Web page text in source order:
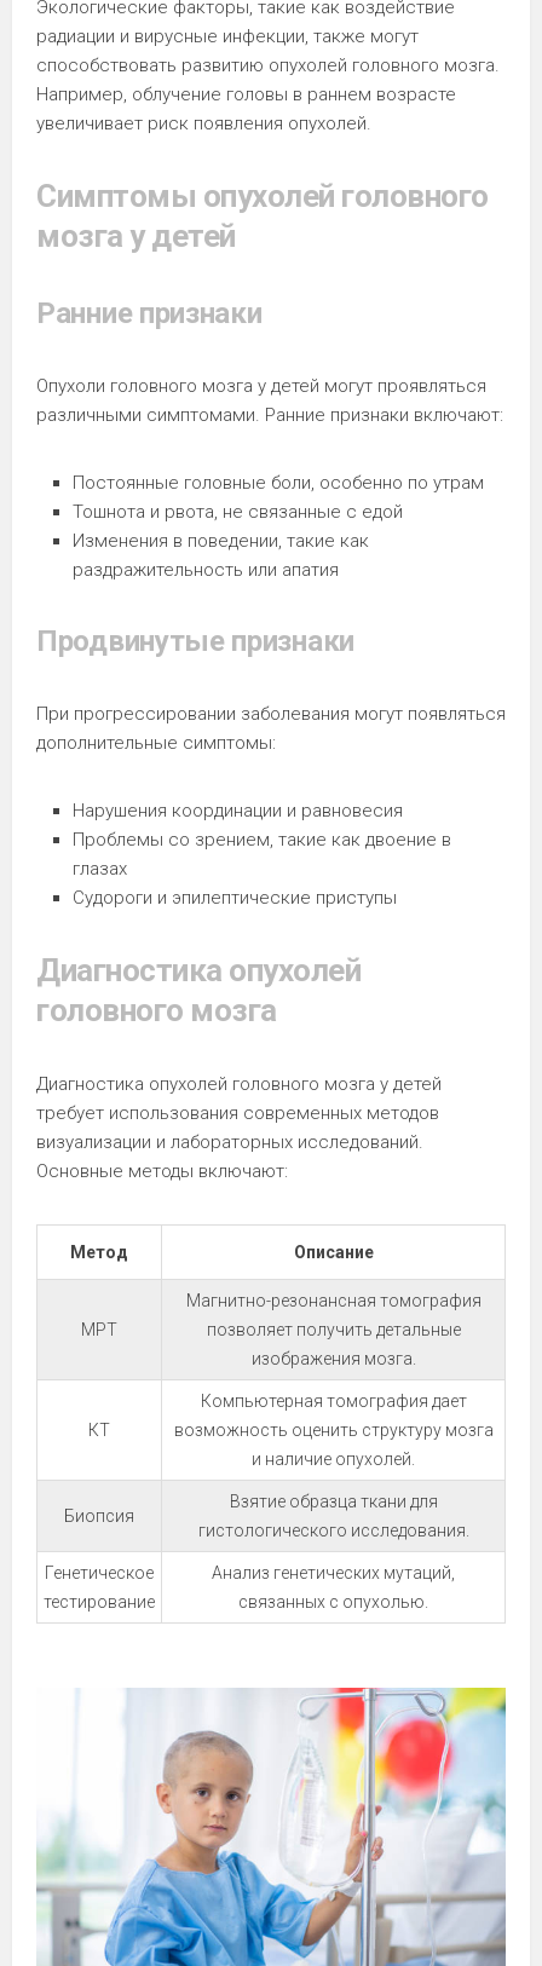
Экологические факторы, такие как воздействие
радиации и вирусные инфекции, также могут
способствовать развитию опухолей головного мозга.
Например, облучение головы в раннем возрасте
увеличивает риск появления опухолей.
Симптомы опухолей головного
мозга у детей
Ранние признаки
Опухоли головного мозга у детей могут проявляться
различными симптомами. Ранние признаки включают:
Постоянные головные боли, особенно по утрам
Тошнота и рвота, не связанные с едой
Изменения в поведении, такие как
раздражительность или апатия
Продвинутые признаки
При прогрессировании заболевания могут появляться
дополнительные симптомы:
Нарушения координации и равновесия
Проблемы со зрением, такие как двоение в
глазах
Судороги и эпилептические приступы
Диагностика опухолей
головного мозга
Диагностика опухолей головного мозга у детей
требует использования современных методов
визуализации и лабораторных исследований.
Основные методы включают:
Метод Описание
МРТ
Магнитно-резонансная томография
позволяет получить детальные
изображения мозга.
КТ
Компьютерная томография дает
возможность оценить структуру мозга
и наличие опухолей.
Биопсия
Взятие образца ткани для
гистологического исследования.
Генетическое
тестирование
Анализ генетических мутаций,
связанных с опухолью.